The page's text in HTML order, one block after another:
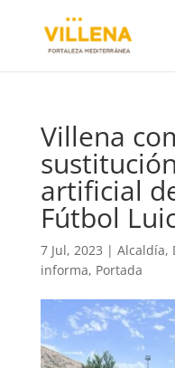
Villena
artificial
Fútbol
7 Jul, 2023 | Alcaldía,
informa, Portada